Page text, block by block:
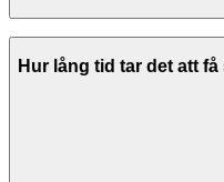
En professionell offert från en
specifikation av arbetet,
slutdatum, total kostnad
betalningsvillkor, garantier
Hur lång tid tar det att